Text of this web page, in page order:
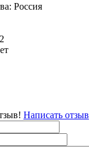
Россия
Написать отзыв